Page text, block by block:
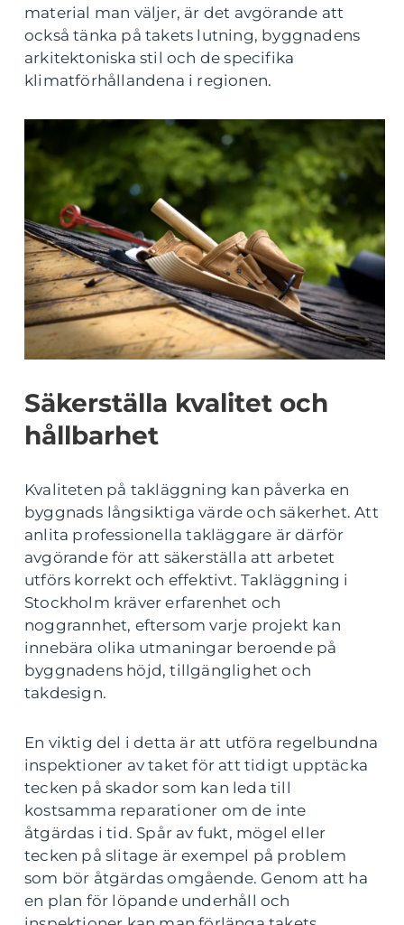
material man väljer, är det avgörande att
också tänka på takets lutning, byggnadens
arkitektoniska stil och de specifika
klimatförhållandena i regionen.
Säkerställa kvalitet och
hållbarhet
Kvaliteten på takläggning kan påverka en
byggnads långsiktiga värde och säkerhet. Att
anlita professionella takläggare är därför
avgörande för att säkerställa att arbetet
utförs korrekt och effektivt. Takläggning i
Stockholm kräver erfarenhet och
noggrannhet, eftersom varje projekt kan
innebära olika utmaningar beroende på
byggnadens höjd, tillgänglighet och
takdesign.
En viktig del i detta är att utföra regelbundna
inspektioner av taket för att tidigt upptäcka
tecken på skador som kan leda till
kostsamma reparationer om de inte
åtgärdas i tid. Spår av fukt, mögel eller
tecken på slitage är exempel på problem
som bör åtgärdas omgående. Genom att ha
en plan för löpande underhåll och